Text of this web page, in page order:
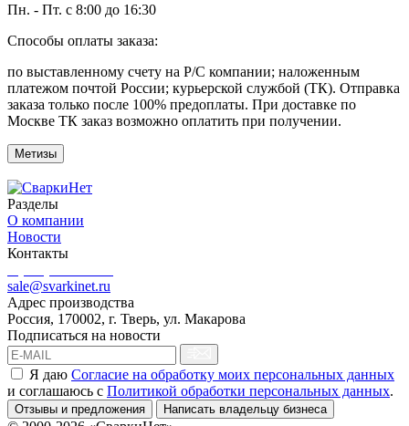
Пн. - Пт. с 8:00 до 16:30
Способы оплаты заказа:
по выставленному счету на Р/С компании; наложенным
платежом почтой России; курьерской службой (ТК). Отправка
заказа только после 100% предоплаты. При доставке по
Москве ТК заказ возможно оплатить при получении.
Метизы
Разделы
О компании
Новости
Контакты
sale@svarkinet.ru
Адрес производства
Россия, 170002, г. Тверь, ул. Макарова
Подписаться на новости
Я даю Согласие на обработку моих персональных данных
и соглашаюсь c Политикой обработки персональных данных.
Отзывы и предложения Написать владельцу бизнеса